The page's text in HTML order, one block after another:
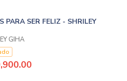
PARA SER FELIZ - SHRILEY
GIHA